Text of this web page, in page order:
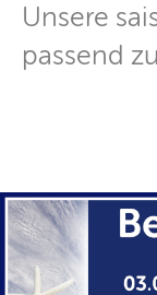
Unsere
passend